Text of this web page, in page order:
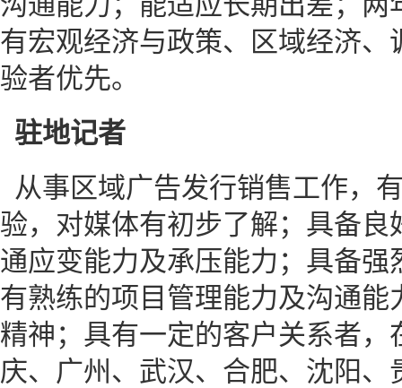
有宏观经济与政策、区域经济
验者优先。
驻地记者
从事区域广告发行销售工作，
验，对媒体有初步了解；具备
通应变能力及承压能力；具备
有熟练的项目管理能力及沟通
精神；具有一定的客户关系者
庆、广州、武汉、合肥、沈阳